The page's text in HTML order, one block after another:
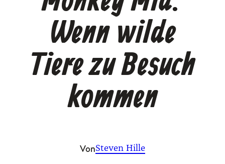
Wenn wilde
Tiere zu Besuch
kommen
VonSteven Hille